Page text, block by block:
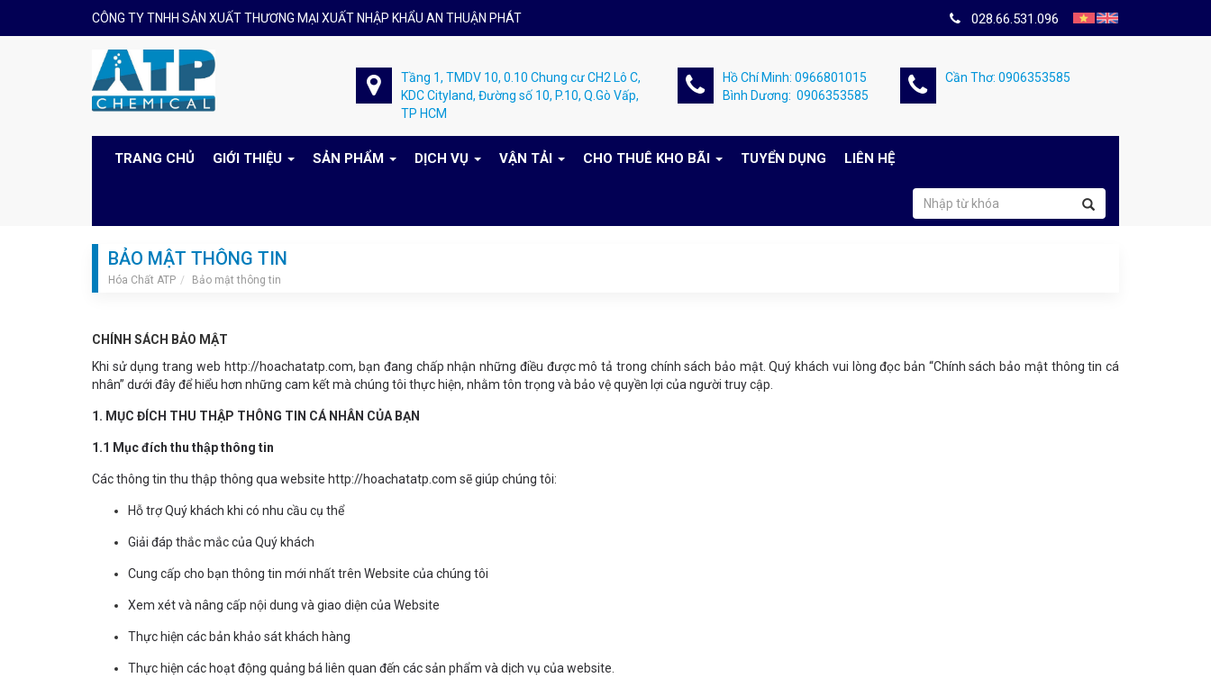
CÔNG TY TNHH SẢN XUẤT THƯƠNG MẠI XUẤT NHẬP KHẨU AN THUẬN PHÁT 028.66.531.096
Tầng 1, TMDV 10, 0.10 Chung cư CH2 Lô C,
KDC Cityland, Đường số 10, P.10, Q.Gò Vấp,
TP HCM
Hồ Chí Minh: 0966801015
Bình Dương: 0906353585
Cần Thơ: 0906353585
TRANG CHỦ GIỚI THIỆU SẢN PHẨM DỊCH VỤ VẬN TẢI CHO THUÊ KHO BÃI TUYỂN DỤNG LIÊN HỆ
BẢO MẬT THÔNG TIN
Hóa Chất ATP Bảo mật thông tin
CHÍNH SÁCH BẢO MẬT
Khi sử dụng trang web http://hoachatatp.com, bạn đang chấp nhận những điều được mô tả trong chính sách bảo mật. Quý khách vui lòng đọc bản “Chính sách bảo mật thông tin cá
nhân” dưới đây để hiểu hơn những cam kết mà chúng tôi thực hiện, nhằm tôn trọng và bảo vệ quyền lợi của người truy cập.
1. MỤC ĐÍCH THU THẬP THÔNG TIN CÁ NHÂN CỦA BẠN
1.1 Mục đích thu thập thông tin
Các thông tin thu thập thông qua website http://hoachatatp.com sẽ giúp chúng tôi:
Hỗ trợ Quý khách khi có nhu cầu cụ thể
Giải đáp thắc mắc của Quý khách
Cung cấp cho bạn thông tin mới nhất trên Website của chúng tôi
Xem xét và nâng cấp nội dung và giao diện của Website
Thực hiện các bản khảo sát khách hàng
Thực hiện các hoạt động quảng bá liên quan đến các sản phẩm và dịch vụ của website.